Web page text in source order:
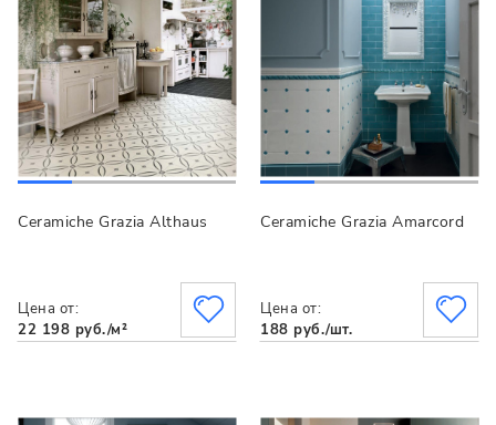
Ceramiche Grazia Althaus
Цена от:
22 198 руб./м²
Ceramiche Grazia Amarcord
Цена от:
188 руб./шт.